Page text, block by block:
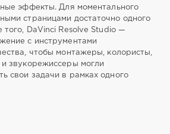
эффекты. Для моментального
страницами достаточно одного
DaVinci Resolve Studio —
с инструментами
чтобы монтажеры, колористы,
звукорежиссеры могли
свои задачи в рамках одного